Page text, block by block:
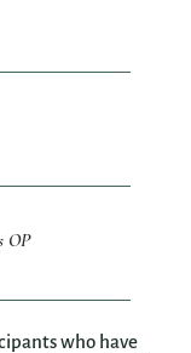
OP
who have